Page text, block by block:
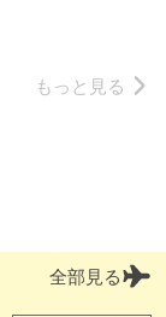
もっと見る
全部見る